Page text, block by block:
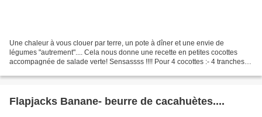
Une chaleur à vous clouer par terre, un pote à dîner et une envie de
légumes "autrement".... Cela nous donne une recette en petites cocottes
accompagnée de salade verte! Sensassss !!!! Pour 4 cocottes :- 4 tranches
Flapjacks Banane- beurre de cacahuètes....